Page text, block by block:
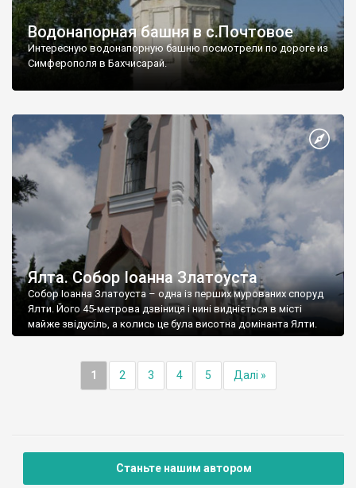
Водонапорная башня в с.Почтовое
Интересную водонапорную башню посмотрели по дороге из
Симферополя в Бахчисарай.
Ялта. Собор Іоанна Златоуста
Собор Іоанна Златоуста – одна із перших мурованих споруд
Ялти. Його 45-метрова дзвіниця і нині видніється в місті
майже звідусіль, а колись це була висотна домінанта Ялти.
1 2 3 4 5 Далі »
Станьте нашим автором